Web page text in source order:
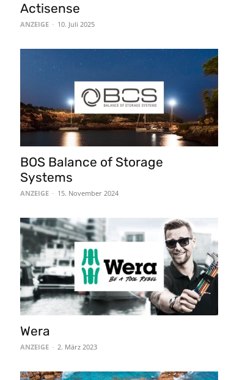
Actisense
ANZEIGE - 10. Juli 2025
BOS Balance of Storage
Systems
ANZEIGE - 15. November 2024
Wera
ANZEIGE - 2. März 2023